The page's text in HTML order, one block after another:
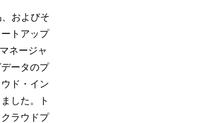
およびそ
トアップ
ネージャ
ータのプ
ド・イン
した。ト
ラウドプ